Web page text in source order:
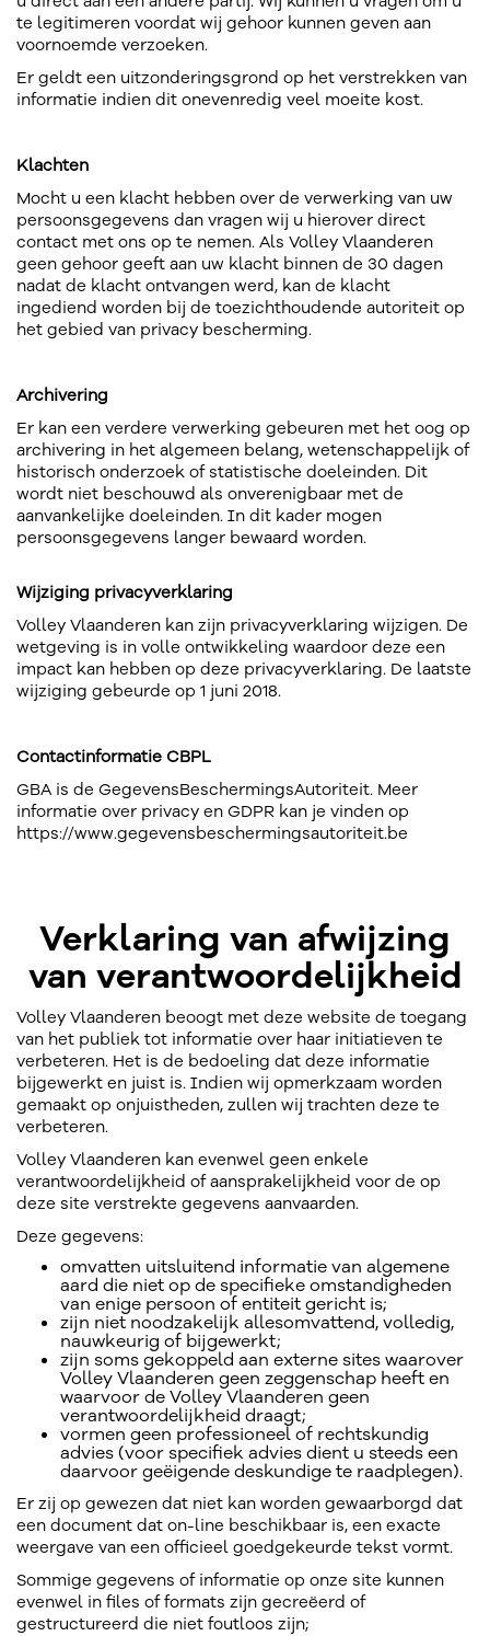
te legitimeren voordat wij gehoor kunnen geven aan
voornoemde verzoeken.
Er geldt een uitzonderingsgrond op het verstrekken van
informatie indien dit onevenredig veel moeite kost.
Klachten
Mocht u een klacht hebben over de verwerking van uw
persoonsgegevens dan vragen wij u hierover direct
contact met ons op te nemen. Als Volley Vlaanderen
geen gehoor geeft aan uw klacht binnen de 30 dagen
nadat de klacht ontvangen werd, kan de klacht
ingediend worden bij de toezichthoudende autoriteit op
het gebied van privacy bescherming.
Archivering
Er kan een verdere verwerking gebeuren met het oog op
archivering in het algemeen belang, wetenschappelijk of
historisch onderzoek of statistische doeleinden. Dit
wordt niet beschouwd als onverenigbaar met de
aanvankelijke doeleinden. In dit kader mogen
persoonsgegevens langer bewaard worden.
Wijziging privacyverklaring
Volley Vlaanderen kan zijn privacyverklaring wijzigen. De
wetgeving is in volle ontwikkeling waardoor deze een
impact kan hebben op deze privacyverklaring. De laatste
wijziging gebeurde op 1 juni 2018.
Contactinformatie CBPL
GBA is de GegevensBeschermingsAutoriteit. Meer
informatie over privacy en GDPR kan je vinden op
https://www.gegevensbeschermingsautoriteit.be
Verklaring van afwijzing
van verantwoordelijkheid
Volley Vlaanderen beoogt met deze website de toegang
van het publiek tot informatie over haar initiatieven te
verbeteren. Het is de bedoeling dat deze informatie
bijgewerkt en juist is. Indien wij opmerkzaam worden
gemaakt op onjuistheden, zullen wij trachten deze te
verbeteren.
Volley Vlaanderen kan evenwel geen enkele
verantwoordelijkheid of aansprakelijkheid voor de op
deze site verstrekte gegevens aanvaarden.
Deze gegevens:
omvatten uitsluitend informatie van algemene
aard die niet op de specifieke omstandigheden
van enige persoon of entiteit gericht is;
zijn niet noodzakelijk allesomvattend, volledig,
nauwkeurig of bijgewerkt;
zijn soms gekoppeld aan externe sites waarover
Volley Vlaanderen geen zeggenschap heeft en
waarvoor de Volley Vlaanderen geen
verantwoordelijkheid draagt;
vormen geen professioneel of rechtskundig
advies (voor specifiek advies dient u steeds een
daarvoor geëigende deskundige te raadplegen).
Er zij op gewezen dat niet kan worden gewaarborgd dat
een document dat on-line beschikbaar is, een exacte
weergave van een officieel goedgekeurde tekst vormt.
Sommige gegevens of informatie op onze site kunnen
evenwel in files of formats zijn gecreëerd of
gestructureerd die niet foutloos zijn;